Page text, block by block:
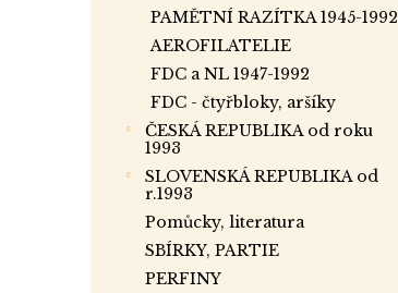
PAMĚTNÍ RAZÍTKA 1945-1992
AEROFILATELIE
FDC a NL 1947-1992
FDC - čtyřbloky, aršíky
ČESKÁ REPUBLIKA od roku
1993
SLOVENSKÁ REPUBLIKA od
r.1993
Pomůcky, literatura
SBÍRKY, PARTIE
PERFINY